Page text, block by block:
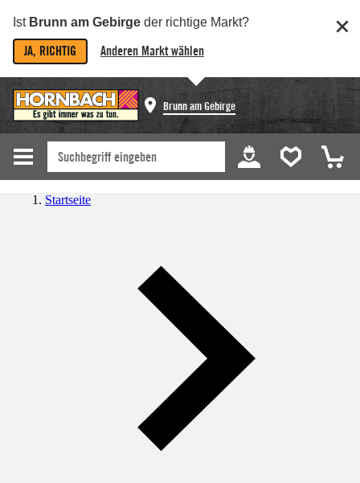
Ist Brunn am Gebirge der richtige Markt?
JA, RICHTIG Anderen Markt wählen
Brunn am Gebirge
Startseite